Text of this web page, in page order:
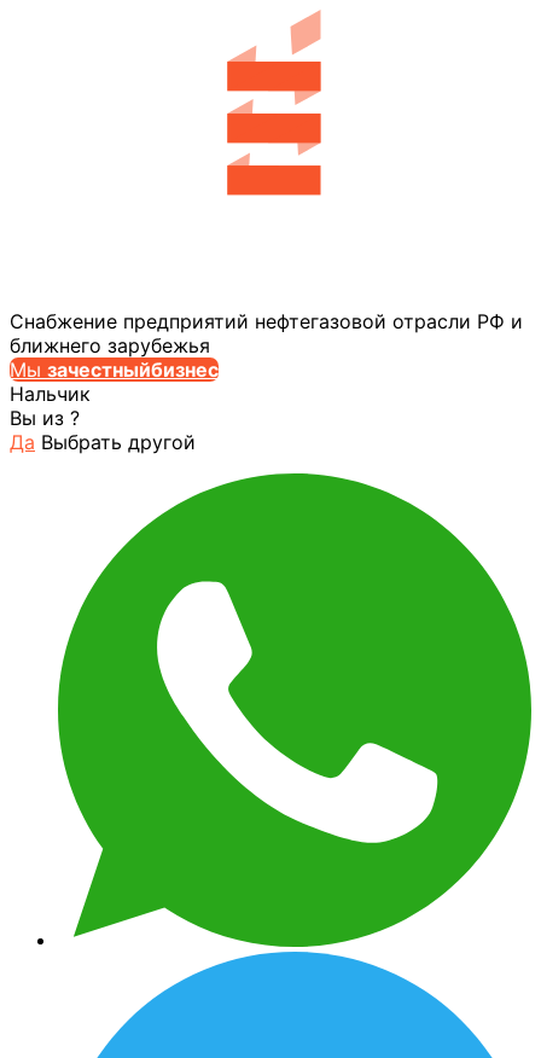
Снабжение предприятий нефтегазовой отрасли РФ и
ближнего зарубежья
Мы зачестныйбизнес
Нальчик
Вы из ?
Да Выбрать другой